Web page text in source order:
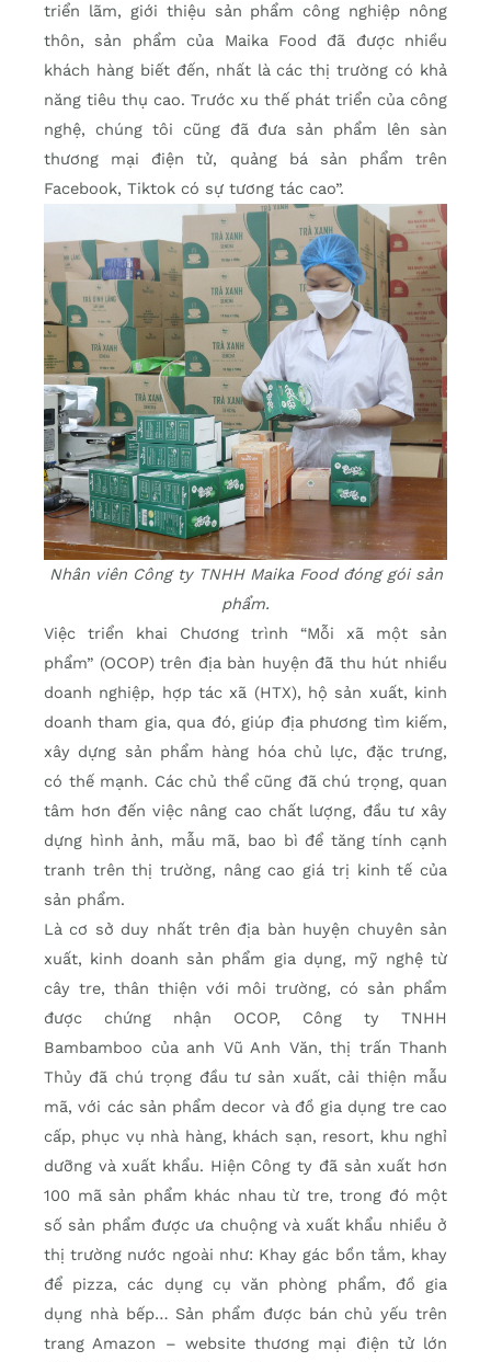
triển lãm, giới thiệu sản phẩm công nghiệp nông
thôn, sản phẩm của Maika Food đã được nhiều
khách hàng biết đến, nhất là các thị trường có khả
năng tiêu thụ cao. Trước xu thế phát triển của công
nghệ, chúng tôi cũng đã đưa sản phẩm lên sàn
thương mại điện tử, quảng bá sản phẩm trên
Facebook, Tiktok có sự tương tác cao”.
Nhân viên Công ty TNHH Maika Food đóng gói sản
phẩm.
Việc triển khai Chương trình “Mỗi xã một sản
phẩm” (OCOP) trên địa bàn huyện đã thu hút nhiều
doanh nghiệp, hợp tác xã (HTX), hộ sản xuất, kinh
doanh tham gia, qua đó, giúp địa phương tìm kiếm,
xây dựng sản phẩm hàng hóa chủ lực, đặc trưng,
có thế mạnh. Các chủ thể cũng đã chú trọng, quan
tâm hơn đến việc nâng cao chất lượng, đầu tư xây
dựng hình ảnh, mẫu mã, bao bì để tăng tính cạnh
tranh trên thị trường, nâng cao giá trị kinh tế của
sản phẩm.
Là cơ sở duy nhất trên địa bàn huyện chuyên sản
xuất, kinh doanh sản phẩm gia dụng, mỹ nghệ từ
cây tre, thân thiện với môi trường, có sản phẩm
được chứng nhận OCOP, Công ty TNHH
Bambamboo của anh Vũ Anh Văn, thị trấn Thanh
Thủy đã chú trọng đầu tư sản xuất, cải thiện mẫu
mã, với các sản phẩm decor và đồ gia dụng tre cao
cấp, phục vụ nhà hàng, khách sạn, resort, khu nghỉ
dưỡng và xuất khẩu. Hiện Công ty đã sản xuất hơn
100 mã sản phẩm khác nhau từ tre, trong đó một
số sản phẩm được ưa chuộng và xuất khẩu nhiều ở
thị trường nước ngoài như: Khay gác bồn tắm, khay
để pizza, các dụng cụ văn phòng phẩm, đồ gia
dụng nhà bếp… Sản phẩm được bán chủ yếu trên
trang Amazon – website thương mại điện tử lớn